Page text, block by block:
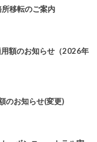
移転のご案内
額のお知らせ（2026年
のお知らせ(変更)